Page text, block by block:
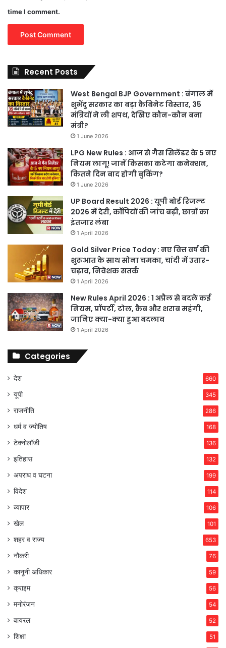
time I comment.
Recent Posts
West Bengal BJP Government : बंगाल में
शुभेंदु सरकार का बड़ा कैबिनेट विस्तार, 35
मंत्रियों ने ली शपथ, देखिए कौन-कौन बना
मंत्री?
1 June 2026
LPG New Rules : आज से गैस सिलेंडर के 5 नए
नियम लागू! जानें किसका कटेगा कनेक्शन,
कितने दिन बाद होगी बुकिंग?
1 June 2026
UP Board Result 2026 : यूपी बोर्ड रिजल्ट
2026 में देरी, कॉपियों की जांच बढ़ी, छात्रों का
इंतजार लंबा
1 April 2026
Gold Silver Price Today : नए वित्त वर्ष की
शुरुआत के साथ सोना चमका, चांदी में उतार-
चढ़ाव, निवेशक सतर्क
1 April 2026
New Rules April 2026 : 1 अप्रैल से बदले कई
नियम, प्रॉपर्टी, टोल, कैब और शराब महंगी,
जानिए क्या-क्या हुआ बदलाव
1 April 2026
Categories
देश 660
यूपी 345
राजनीति 286
धर्म व ज्योतिष 168
टेक्नोलॉजी 136
इतिहास 132
अपराध व घटना 199
विदेश 114
व्यापार 106
खेल 101
शहर व राज्य 653
नौकरी 76
कानूनी अधिकार 59
क्राइम 56
मनोरंजन 54
वायरल 52
शिक्षा 51